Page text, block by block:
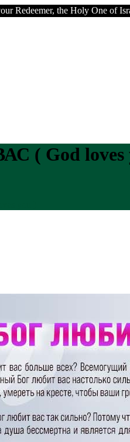
Redeemer, the Holy One of
( God loves